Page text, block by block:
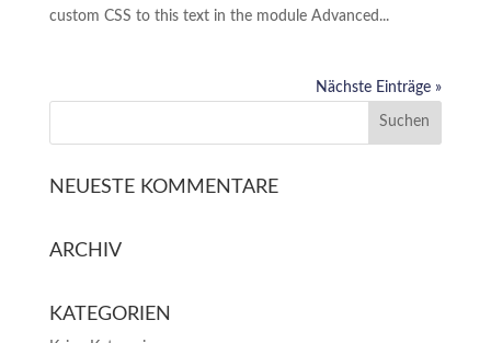
custom CSS to this text in the module Advanced...
Nächste Einträge »
NEUESTE KOMMENTARE
ARCHIV
KATEGORIEN